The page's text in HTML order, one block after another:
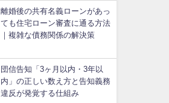
離婚後の共有名義ローンがあっ
ても住宅ローン審査に通る方法
｜複雑な債務関係の解決策
団信告知「3ヶ月以内・3年以
内」の正しい数え方と告知義務
違反が発覚する仕組み